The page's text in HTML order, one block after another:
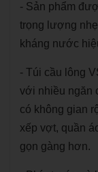
- Sản phẩm
trọng lượng
kháng nước
- Túi cầu lông
với nhiều ngăn
có không gian
xếp vợt, quần
gọn gàng hơn.